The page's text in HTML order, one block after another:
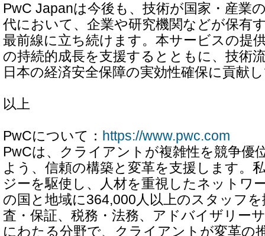
PwC Japanは今後も、技術が国家・産業
代において、企業や研究機関などが保有
最前線に立ち続けます。本サービスの提
の持続的成長を支援するとともに、技術
日本の経済安全保障の実効性確保に貢献
以上
PwCについて： https://www.pwc.com
PwCは、クライアントが複雑性を競争優
よう、信頼の構築と変革を支援します。
ジーを駆使し、人材を重視したネットワ
の国と地域に364,000人以上のスタッフ
査・保証、税務・法務、アドバイザリー
にわたる分野で、クライアントが変革の